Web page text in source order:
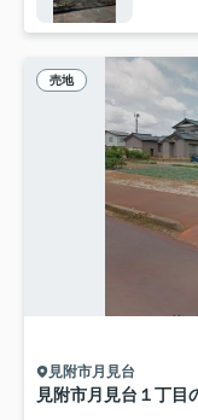
売地
見附市月見台
見附市月見台１丁目